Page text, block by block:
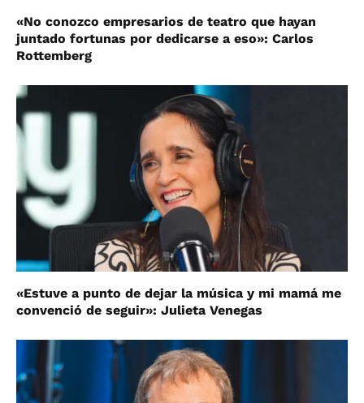
«No conozco empresarios de teatro que hayan
juntado fortunas por dedicarse a eso»: Carlos
Rottemberg
«Estuve a punto de dejar la música y mi mamá me
convenció de seguir»: Julieta Venegas